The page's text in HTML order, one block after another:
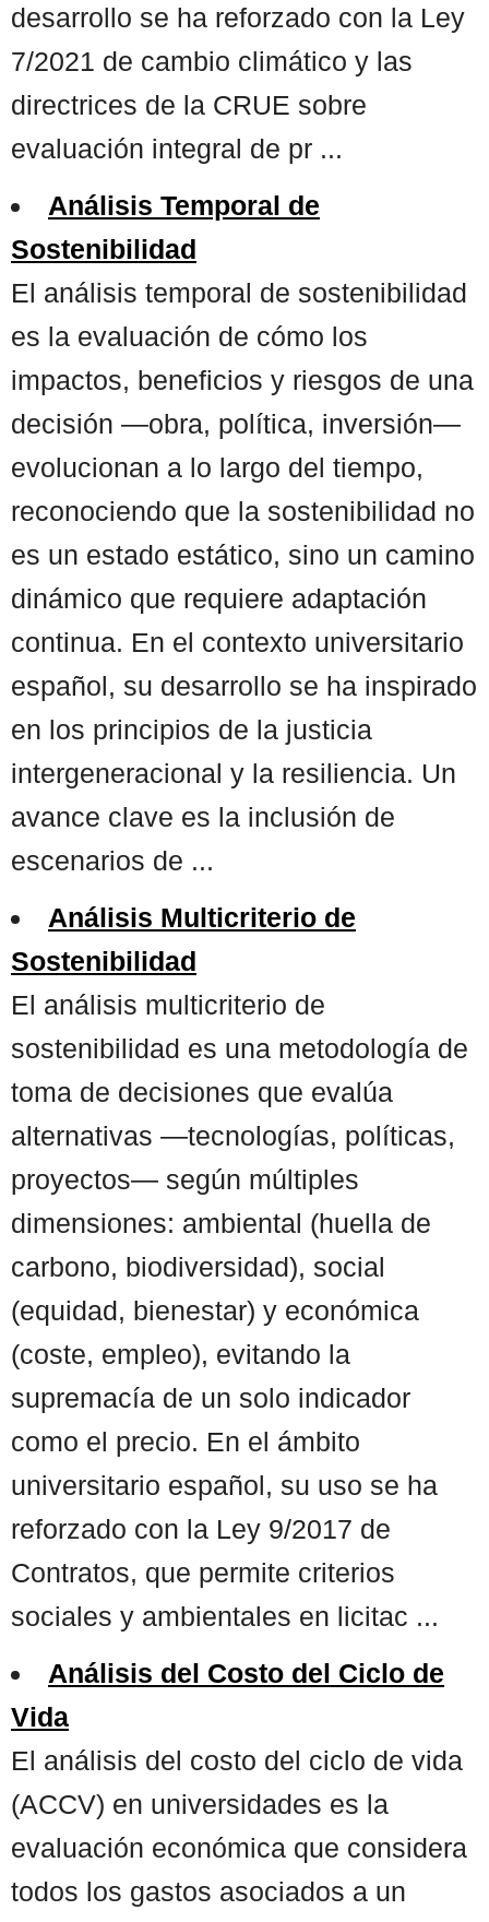
desarrollo se ha reforzado con la Ley
7/2021 de cambio climático y las
directrices de la CRUE sobre
evaluación integral de pr ...
Análisis Temporal de
Sostenibilidad
El análisis temporal de sostenibilidad
es la evaluación de cómo los
impactos, beneficios y riesgos de una
decisión —obra, política, inversión—
evolucionan a lo largo del tiempo,
reconociendo que la sostenibilidad no
es un estado estático, sino un camino
dinámico que requiere adaptación
continua. En el contexto universitario
español, su desarrollo se ha inspirado
en los principios de la justicia
intergeneracional y la resiliencia. Un
avance clave es la inclusión de
escenarios de ...
Análisis Multicriterio de
Sostenibilidad
El análisis multicriterio de
sostenibilidad es una metodología de
toma de decisiones que evalúa
alternativas —tecnologías, políticas,
proyectos— según múltiples
dimensiones: ambiental (huella de
carbono, biodiversidad), social
(equidad, bienestar) y económica
(coste, empleo), evitando la
supremacía de un solo indicador
como el precio. En el ámbito
universitario español, su uso se ha
reforzado con la Ley 9/2017 de
Contratos, que permite criterios
sociales y ambientales en licitac ...
Análisis del Costo del Ciclo de
Vida
El análisis del costo del ciclo de vida
(ACCV) en universidades es la
evaluación económica que considera
todos los gastos asociados a un